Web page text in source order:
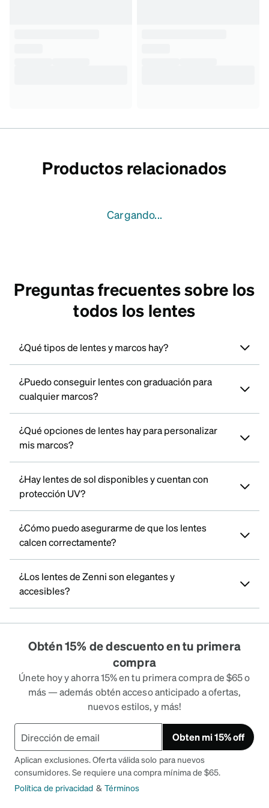
Productos relacionados
Cargando...
Preguntas frecuentes sobre los
todos los lentes
¿Qué tipos de lentes y marcos hay?
¿Puedo conseguir lentes con graduación para
cualquier marcos?
¿Qué opciones de lentes hay para personalizar
mis marcos?
¿Hay lentes de sol disponibles y cuentan con
protección UV?
¿Cómo puedo asegurarme de que los lentes
calcen correctamente?
¿Los lentes de Zenni son elegantes y
accesibles?
Obtén 15% de descuento en tu primera
compra
Únete hoy y ahorra 15% en tu primera compra de $65 o
más — además obtén acceso anticipado a ofertas,
nuevos estilos, y más!
Obten mi 15% off
Aplican exclusiones. Oferta válida solo para nuevos
consumidores. Se requiere una compra mínima de $65.
Política de privacidad & Términos